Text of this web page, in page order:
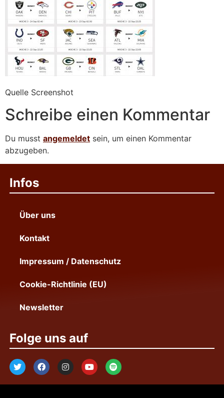
Quelle Screenshot
Schreibe einen Kommentar
Du musst angemeldet sein, um einen Kommentar
abzugeben.
Infos
Über uns
Kontakt
Impressum / Datenschutz
Cookie-Richtlinie (EU)
Newsletter
Folge uns auf